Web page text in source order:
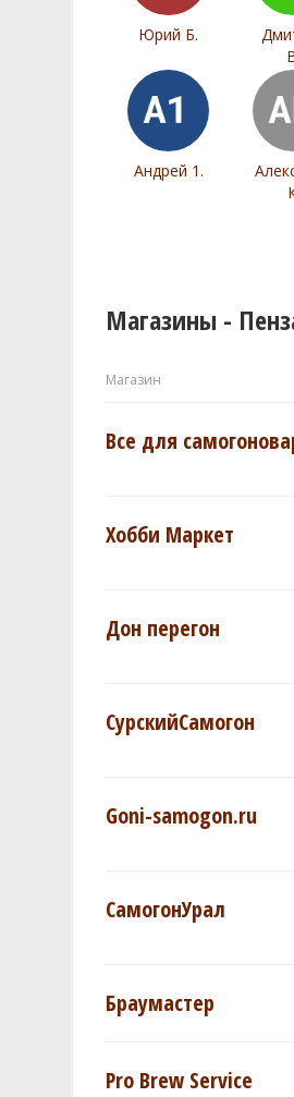
Юрий Б.
Андрей 1.
Магазины -
Магазин
Все для
Хобби Маркет
Дон перегон
СурскийСамогон
Goni-samogon.ru
СамогонУрал
Браумастер
Pro Brew Service